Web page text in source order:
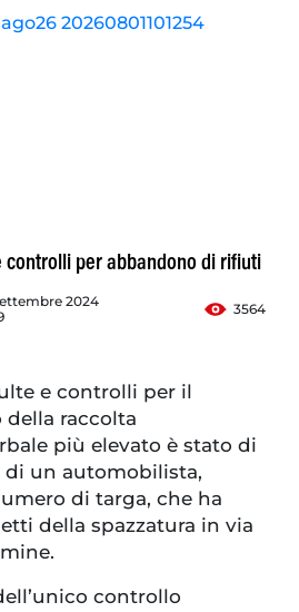
controlli per abbandono di rifiuti
2024
3564
e controlli per il
raccolta
più elevato è stato di
di un automobilista,
di targa, che ha
della spazzatura in via
controllo